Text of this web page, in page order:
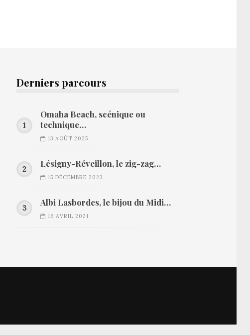
Derniers parcours
Omaha Beach, scénique ou
technique…
13 AOÛT 2025
Lésigny-Réveillon, le zig-zag…
15 DÉCEMBRE 2023
Albi Lasbordes, le bijou du Midi…
16 AVRIL 2021